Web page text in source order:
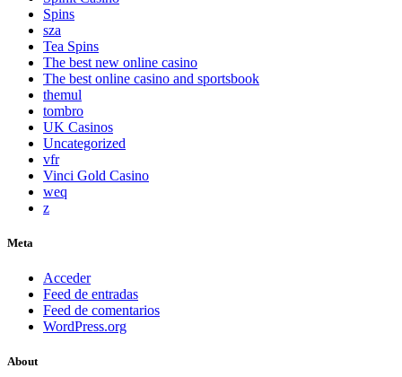
Spins
sza
Tea Spins
The best new online casino
The best online casino and sportsbook
themul
tombro
UK Casinos
Uncategorized
vfr
Vinci Gold Casino
weq
z
Meta
Acceder
Feed de entradas
Feed de comentarios
WordPress.org
About